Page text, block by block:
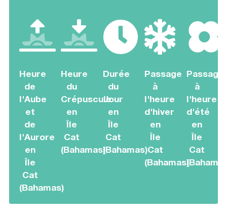
Heure
de
l'Aube
et
de
l'Aurore
en
Île
Cat
(Bahamas)
Heure
du
Crépuscule
en
Île
Cat
(Bahamas)
Durée
du
Jour
en
Île
Cat
(Bahamas)
Passage
à
l'heure
d'hiver
en
Île
Cat
(Bahamas)
Passage
à
l'heure
d'été
en
Île
Cat